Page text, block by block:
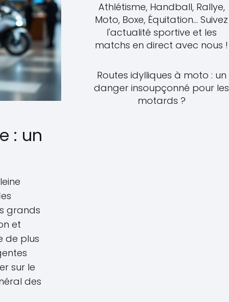
: un
grands
et
de plus
sur le
des
Athlétisme, Handball, Rallye,
Moto, Boxe, Équitation... Suivez
l'actualité sportive et les
matchs en direct avec nous !
Routes idylliques à moto : un
danger insoupçonné pour les
motards ?